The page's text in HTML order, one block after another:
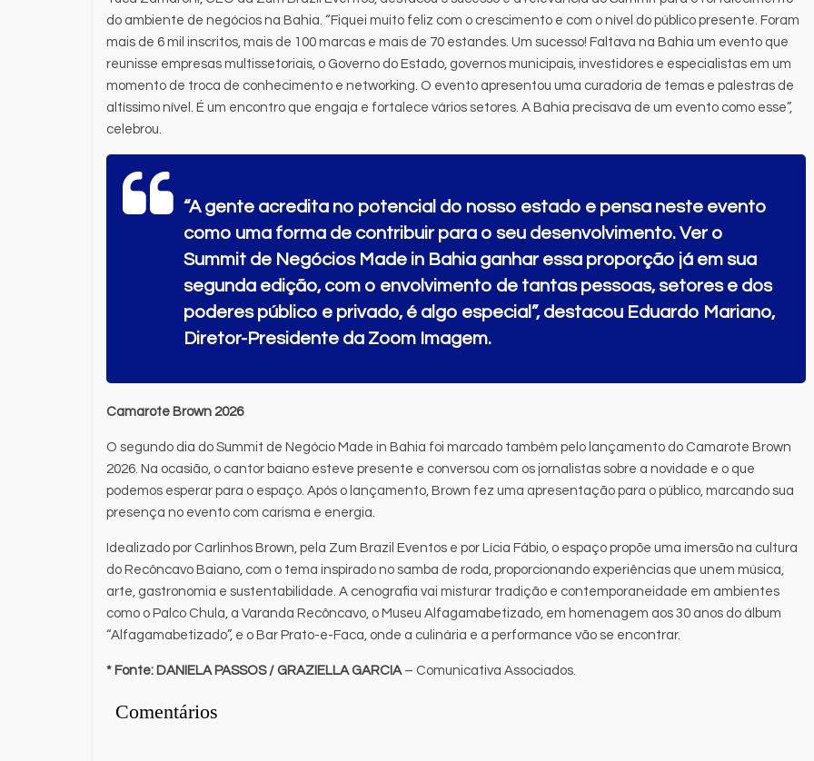
do ambiente de negócios na Bahia. “Fiquei muito feliz com o crescimento e com o nível do público presente. Foram
mais de 6 mil inscritos, mais de 100 marcas e mais de 70 estandes. Um sucesso! Faltava na Bahia um evento que
reunisse empresas multissetoriais, o Governo do Estado, governos municipais, investidores e especialistas em um
momento de troca de conhecimento e networking. O evento apresentou uma curadoria de temas e palestras de
altíssimo nível. É um encontro que engaja e fortalece vários setores. A Bahia precisava de um evento como esse”,
celebrou.
“A gente acredita no potencial do nosso estado e pensa neste evento
como uma forma de contribuir para o seu desenvolvimento. Ver o
Summit de Negócios Made in Bahia ganhar essa proporção já em sua
segunda edição, com o envolvimento de tantas pessoas, setores e dos
poderes público e privado, é algo especial”, destacou Eduardo Mariano,
Diretor-Presidente da Zoom Imagem.
Camarote Brown 2026
O segundo dia do Summit de Negócio Made in Bahia foi marcado também pelo lançamento do Camarote Brown
2026. Na ocasião, o cantor baiano esteve presente e conversou com os jornalistas sobre a novidade e o que
podemos esperar para o espaço. Após o lançamento, Brown fez uma apresentação para o público, marcando sua
presença no evento com carisma e energia.
Idealizado por Carlinhos Brown, pela Zum Brazil Eventos e por Lícia Fábio, o espaço propõe uma imersão na cultura
do Recôncavo Baiano, com o tema inspirado no samba de roda, proporcionando experiências que unem música,
arte, gastronomia e sustentabilidade. A cenografia vai misturar tradição e contemporaneidade em ambientes
como o Palco Chula, a Varanda Recôncavo, o Museu Alfagamabetizado, em homenagem aos 30 anos do álbum
“Alfagamabetizado”, e o Bar Prato-e-Faca, onde a culinária e a performance vão se encontrar.
* Fonte: DANIELA PASSOS / GRAZIELLA GARCIA – Comunicativa Associados.
Comentários